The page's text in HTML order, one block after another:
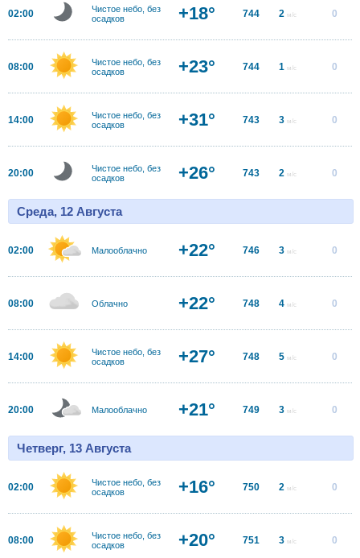
02:00
Чистое небо, без
осадков
+18° 744 2 м/с 0
08:00
Чистое небо, без
осадков
+23° 744 1 м/с 0
14:00
Чистое небо, без
осадков
+31° 743 3 м/с 0
20:00
Чистое небо, без
осадков
+26° 743 2 м/с 0
Среда, 12 Августа
02:00 Малооблачно +22° 746 3 м/с 0
08:00 Облачно +22° 748 4 м/с 0
14:00
Чистое небо, без
осадков
+27° 748 5 м/с 0
20:00 Малооблачно +21° 749 3 м/с 0
Четверг, 13 Августа
02:00
Чистое небо, без
осадков
+16° 750 2 м/с 0
08:00
Чистое небо, без
осадков
+20° 751 3 м/с 0